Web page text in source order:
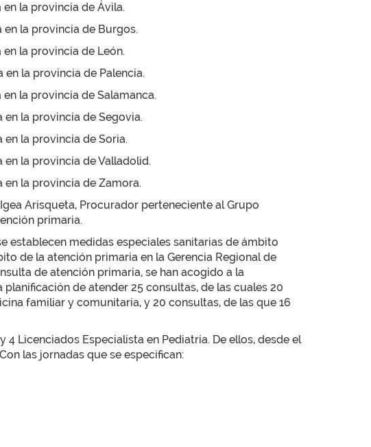
la provincia de Ávila.
la provincia de Burgos.
la provincia de León.
la provincia de Palencia.
la provincia de Salamanca.
la provincia de Segovia.
la provincia de Soria.
la provincia de Valladolid.
la provincia de Zamora.
Arisqueta, Procurador perteneciente al Grupo
primaria.
establecen medidas especiales sanitarias de ámbito
de la atención primaria en la Gerencia Regional de
de atención primaria, se han acogido a la
de atender 25 consultas, de las cuales 20
familiar y comunitaria, y 20 consultas, de las que 16
Licenciados Especialista en Pediatría. De ellos, desde el
las jornadas que se especifican: